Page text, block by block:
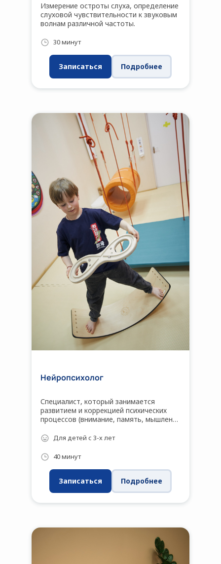
Измерение остроты слуха, определение
слуховой чувствительности к звуковым
волнам различной частоты.
30 минут
Записаться Подробнее
Нейропсихолог
Специалист, который занимается
развитием и коррекцией психических
процессов (внимание, память, мышление
основываясь на данных о развитии
с задержками или отклонениями в
развитии.
Для детей с 3-х лет
40 минут
Записаться Подробнее